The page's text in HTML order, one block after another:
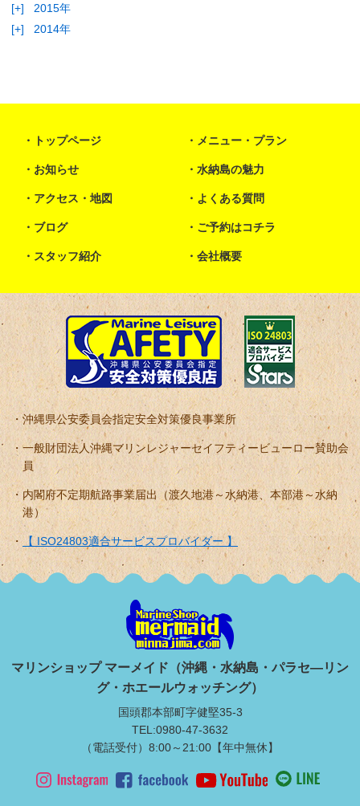
[+]
2015年
[+]
2014年
トップページ メニュー・プラン
お知らせ 水納島の魅力
アクセス・地図 よくある質問
ブログ ご予約はコチラ
スタッフ紹介 会社概要
沖縄県公安委員会指定安全対策優良事業所
一般財団法人沖縄マリンレジャーセイフティービューロー賛助会
員
内閣府不定期航路事業届出（渡久地港～水納港、本部港～水納
港）
【 ISO24803適合サービスプロバイダー 】
マリンショップ マーメイド（沖縄・水納島・パラセ―リン
グ・ホエールウォッチング）
国頭郡本部町字健堅35-3
TEL:0980-47-3632
（電話受付）8:00～21:00【年中無休】